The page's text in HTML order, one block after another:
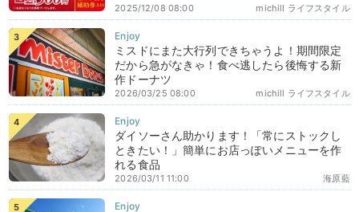
michill ライフスタイル
2025/12/08 08:00
ミスドにまた大行列できちゃうよ！期間限定
だから急がなきゃ！食べ逃したら後悔する新
作ドーナツ
michill ライフスタイル
2026/03/25 08:00
ダイソーさん助かります！「常にストックし
ときたい！」簡単にお店っぽいメニューを作
れる食品
海原藍
2026/03/11 11:00